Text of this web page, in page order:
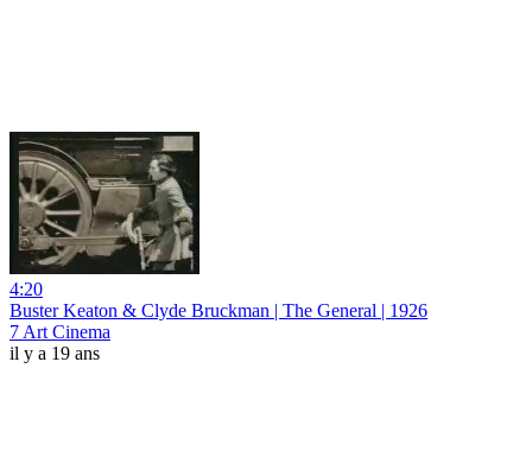
4:20
Buster Keaton & Clyde Bruckman | The General | 1926
7 Art Cinema
il y a 19 ans